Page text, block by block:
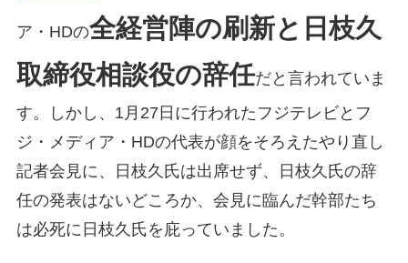
ア・HDの全経営陣の刷新と日枝久
取締役相談役の辞任だと言われていま
す。しかし、1月27日に行われたフジテレビとフ
ジ・メディア・HDの代表が顔をそろえたやり直し
記者会見に、日枝久氏は出席せず、日枝久氏の辞
任の発表はないどころか、会見に臨んだ幹部たち
は必死に日枝久氏を庇っていました。